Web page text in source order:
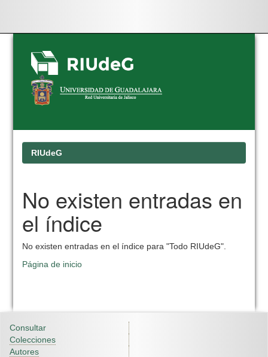
Skip
navigation
RIUdeG
No existen entradas en
el índice
No existen entradas en el índice para "Todo RIUdeG".
Página de inicio
Consultar
Colecciones
Autores